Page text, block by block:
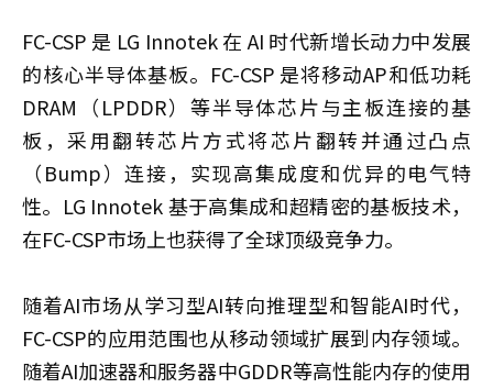
FC-CSP 是 LG Innotek 在 AI 时代新增长动力中发展
的核心半导体基板。FC-CSP 是将移动AP和低功耗
DRAM（LPDDR）等半导体芯片与主板连接的基
板，采用翻转芯片方式将芯片翻转并通过凸点
（Bump）连接，实现高集成度和优异的电气特
性。LG Innotek 基于高集成和超精密的基板技术，
在FC-CSP市场上也获得了全球顶级竞争力。
随着AI市场从学习型AI转向推理型和智能AI时代，
FC-CSP的应用范围也从移动领域扩展到内存领域。
随着AI加速器和服务器中GDDR等高性能内存的使用